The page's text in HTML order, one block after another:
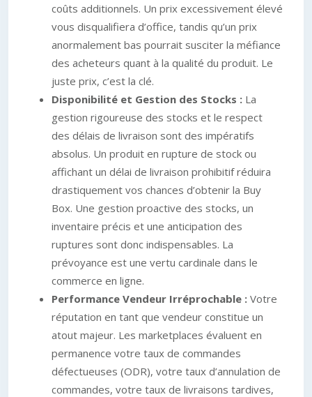
coûts additionnels. Un prix excessivement élevé
vous disqualifiera d’office, tandis qu’un prix
anormalement bas pourrait susciter la méfiance
des acheteurs quant à la qualité du produit. Le
juste prix, c’est la clé.
Disponibilité et Gestion des Stocks : La
gestion rigoureuse des stocks et le respect
des délais de livraison sont des impératifs
absolus. Un produit en rupture de stock ou
affichant un délai de livraison prohibitif réduira
drastiquement vos chances d’obtenir la Buy
Box. Une gestion proactive des stocks, un
inventaire précis et une anticipation des
ruptures sont donc indispensables. La
prévoyance est une vertu cardinale dans le
commerce en ligne.
Performance Vendeur Irréprochable : Votre
réputation en tant que vendeur constitue un
atout majeur. Les marketplaces évaluent en
permanence votre taux de commandes
défectueuses (ODR), votre taux d’annulation de
commandes, votre taux de livraisons tardives,